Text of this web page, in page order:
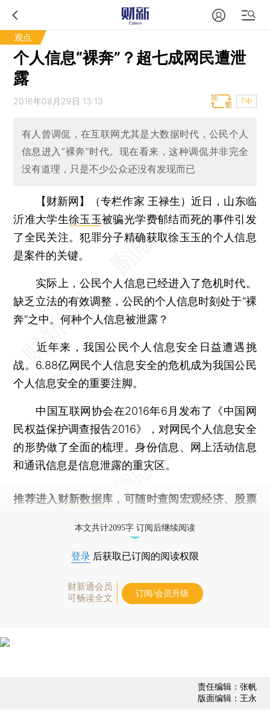
观点
个人信息“裸奔”？超七成网民遭泄
露
2016年08月29日 13:13 T中
有人曾调侃，在互联网尤其是大数据时代，公民个人
信息进入“裸奔”时代。现在看来，这种调侃并非完全
没有道理，只是不少公众还没有发现而已
【财新网】（专栏作家 王禄生）近日，山东临
沂准大学生徐玉玉被骗光学费郁结而死的事件引发
了全民关注。犯罪分子精确获取徐玉玉的个人信息
是案件的关键。
实际上，公民个人信息已经进入了危机时代。
缺乏立法的有效调整，公民的个人信息时刻处于“裸
奔”之中。何种个人信息被泄露？
近年来，我国公民个人信息安全日益遭遇挑
战。6.88亿网民个人信息安全的危机成为我国公民
个人信息安全的重要注脚。
中国互联网协会在2016年6月发布了《中国网
民权益保护调查报告2016》，对网民个人信息安全
的形势做了全面的梳理。身份信息、网上活动信息
和通讯信息是信息泄露的重灾区。
推荐进入 财新数据库 ，可随时查阅宏观经济、股票
本文共计2095字 订阅后继续阅读
登录 后获取已订阅的阅读权限
财新通会员
可畅读全文
订阅/会员升级
责任编辑：张帆
版面编辑：王永